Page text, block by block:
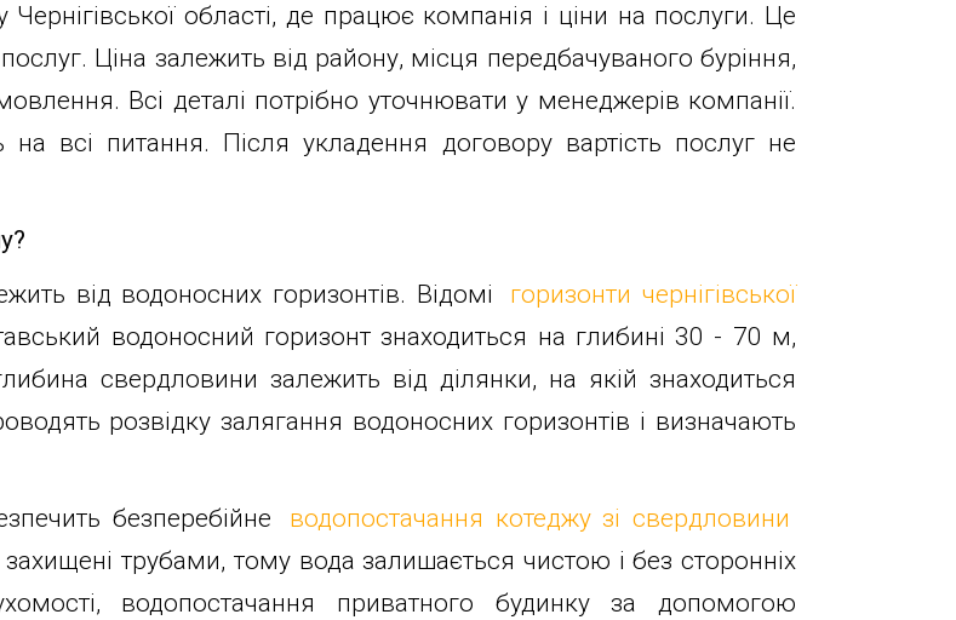
області, де працює компанія і ціни на послуги. Це
Ціна залежить від району, місця передбачуваного буріння,
Всі деталі потрібно уточнювати у менеджерів компанії.
на всі питання. Після укладення договору вартість послуг не
від водоносних горизонтів. Відомі
горизонти чернігівської
водоносний горизонт знаходиться на глибині 30 - 70 м,
свердловини залежить від ділянки, на якій знаходиться
розвідку залягання водоносних горизонтів і визначають
безперебійне
водопостачання котеджу зі свердловини
трубами, тому вода залишається чистою і без сторонніх
водопостачання приватного будинку за допомогою